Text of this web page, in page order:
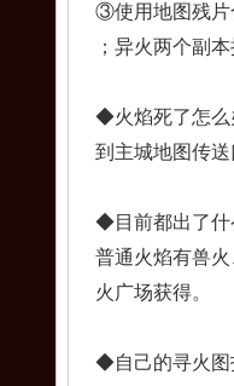
③使用地图残片
；异火两个副本
◆火焰死了怎么
到主城地图传送
◆目前都出了什
普通火焰有兽火
火广场获得。
◆自己的寻火图